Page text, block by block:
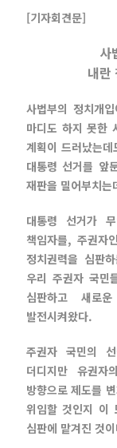
[기자회견문]
사
내란
사법부의 정치개
마디도 하지 못한
계획이 드러났는
대통령 선거를 앞
재판을 밀어부치
대통령 선거가
책임자를, 주권자
정치권력을 심판
우리 주권자 국민
심판하고 새로
발전시켜왔다.
주권자 국민의
더디지만 유권
방향으로 제도를
위임할 것인지 이
심판에 맡겨진 것